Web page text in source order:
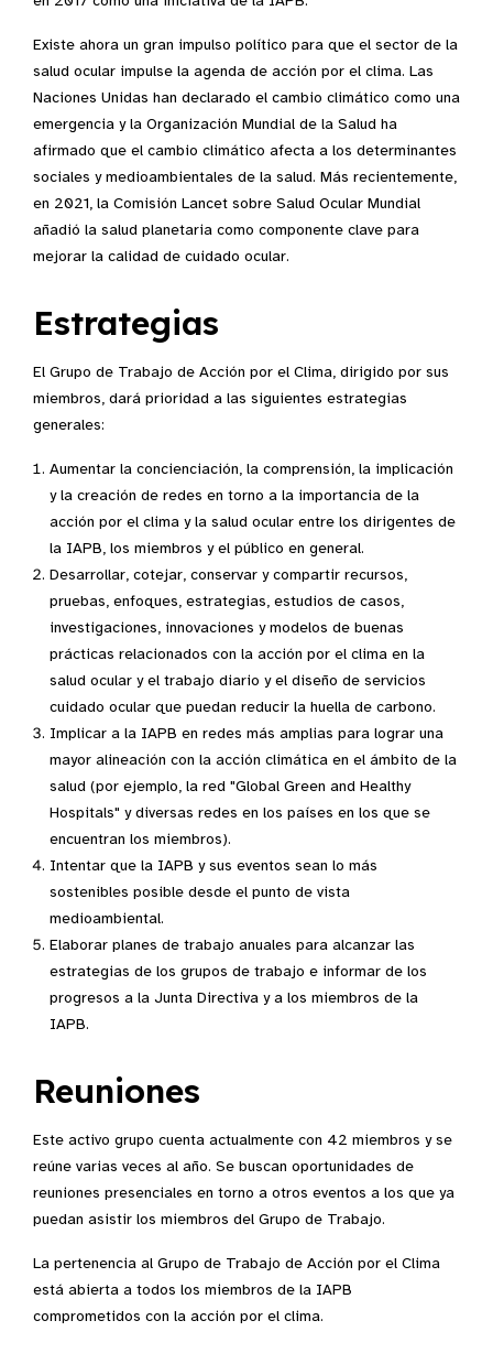
Existe ahora un gran impulso político para que el sector de la
salud ocular impulse la agenda de acción por el clima. Las
Naciones Unidas han declarado el cambio climático como una
emergencia y la Organización Mundial de la Salud ha
afirmado que el cambio climático afecta a los determinantes
sociales y medioambientales de la salud. Más recientemente,
en 2021, la Comisión Lancet sobre Salud Ocular Mundial
añadió la salud planetaria como componente clave para
mejorar la calidad de cuidado ocular.
Estrategias
El Grupo de Trabajo de Acción por el Clima, dirigido por sus
miembros, dará prioridad a las siguientes estrategias
generales:
Aumentar la concienciación, la comprensión, la implicación
y la creación de redes en torno a la importancia de la
acción por el clima y la salud ocular entre los dirigentes de
la IAPB, los miembros y el público en general.
Desarrollar, cotejar, conservar y compartir recursos,
pruebas, enfoques, estrategias, estudios de casos,
investigaciones, innovaciones y modelos de buenas
prácticas relacionados con la acción por el clima en la
salud ocular y el trabajo diario y el diseño de servicios
cuidado ocular que puedan reducir la huella de carbono.
Implicar a la IAPB en redes más amplias para lograr una
mayor alineación con la acción climática en el ámbito de la
salud (por ejemplo, la red "Global Green and Healthy
Hospitals" y diversas redes en los países en los que se
encuentran los miembros).
Intentar que la IAPB y sus eventos sean lo más
sostenibles posible desde el punto de vista
medioambiental.
Elaborar planes de trabajo anuales para alcanzar las
estrategias de los grupos de trabajo e informar de los
progresos a la Junta Directiva y a los miembros de la
IAPB.
Reuniones
Este activo grupo cuenta actualmente con 42 miembros y se
reúne varias veces al año. Se buscan oportunidades de
reuniones presenciales en torno a otros eventos a los que ya
puedan asistir los miembros del Grupo de Trabajo.
La pertenencia al Grupo de Trabajo de Acción por el Clima
está abierta a todos los miembros de la IAPB
comprometidos con la acción por el clima.